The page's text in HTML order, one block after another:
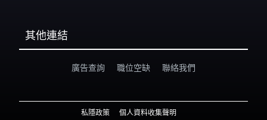
其他連結
廣告查詢 職位空缺 聯絡我們
私隱政策 個人資料收集聲明